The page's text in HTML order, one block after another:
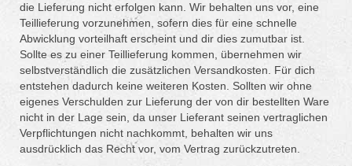
die Lieferung nicht erfolgen kann. Wir behalten uns vor, eine
Teillieferung vorzunehmen, sofern dies für eine schnelle
Abwicklung vorteilhaft erscheint und dir dies zumutbar ist.
Sollte es zu einer Teillieferung kommen, übernehmen wir
selbstverständlich die zusätzlichen Versandkosten. Für dich
entstehen dadurch keine weiteren Kosten. Sollten wir ohne
eigenes Verschulden zur Lieferung der von dir bestellten Ware
nicht in der Lage sein, da unser Lieferant seinen vertraglichen
Verpflichtungen nicht nachkommt, behalten wir uns
ausdrücklich das Recht vor, vom Vertrag zurückzutreten.